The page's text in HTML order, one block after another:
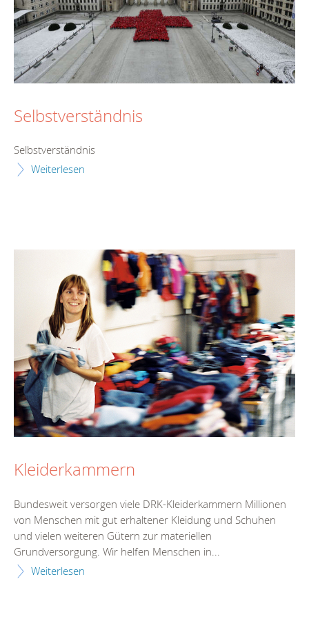
Selbstverständnis
Selbstverständnis
Weiterlesen
Kleiderkammern
Bundesweit versorgen viele DRK-Kleiderkammern Millionen
von Menschen mit gut erhaltener Kleidung und Schuhen
und vielen weiteren Gütern zur materiellen
Grundversorgung. Wir helfen Menschen in...
Weiterlesen